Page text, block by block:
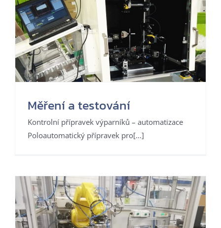
Měření a testování
Kontrolní přípravek výparníků – automatizace
Poloautomatický přípravek pro[...]